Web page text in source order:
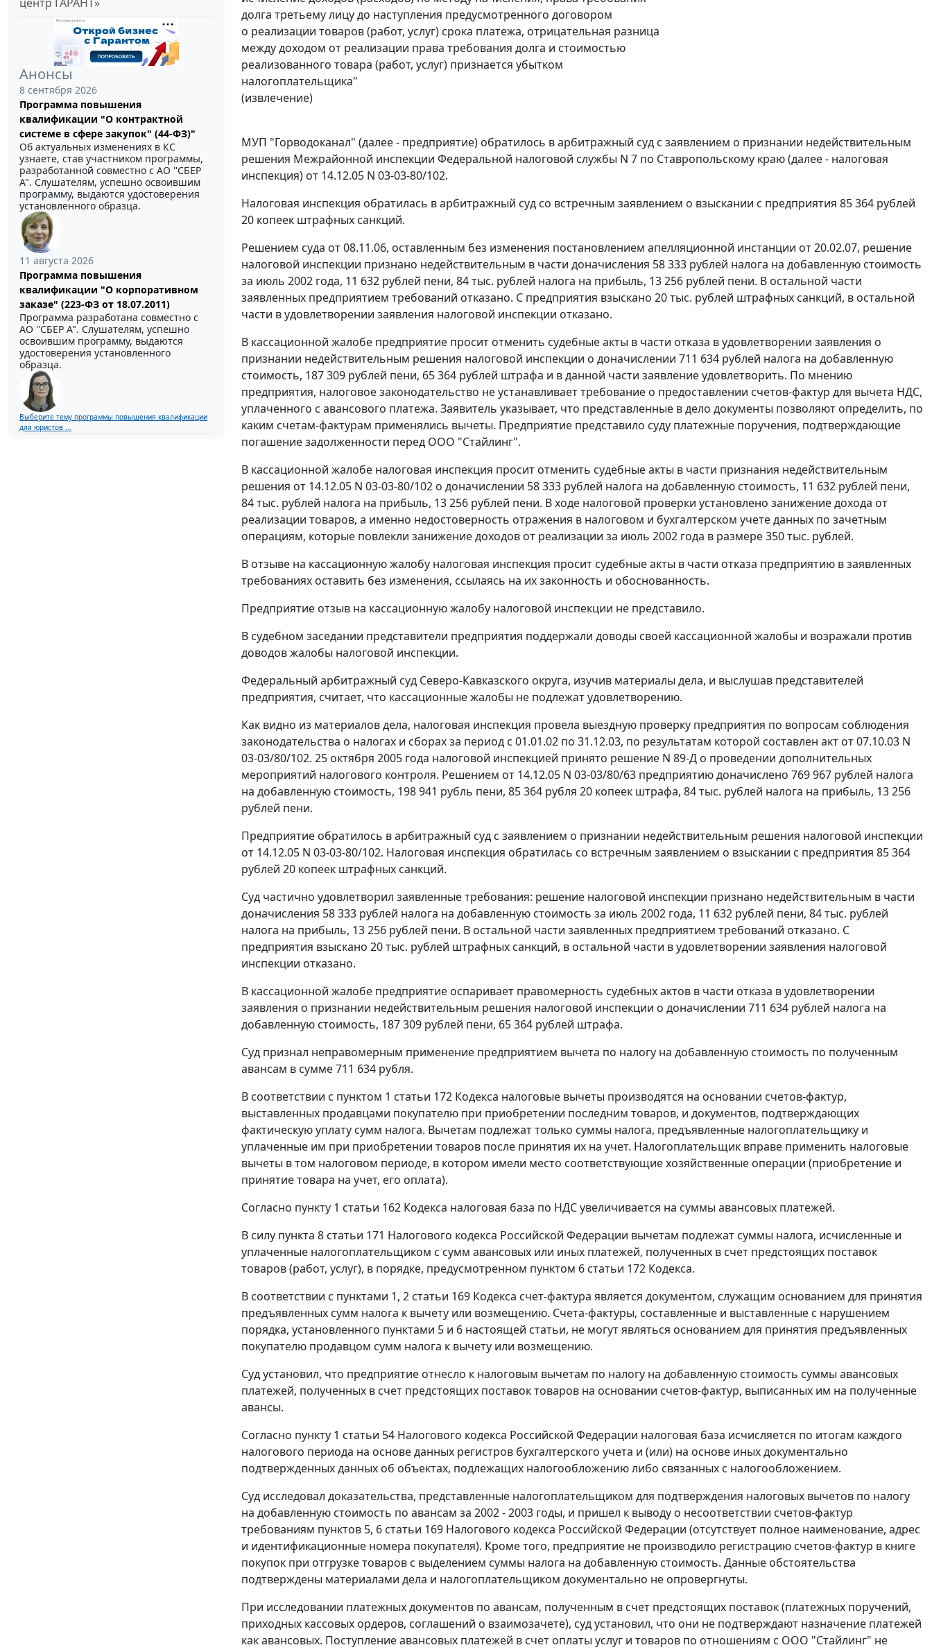
Анонсы
8 сентября 2026
Программа повышения
квалификации "О контрактной
системе в сфере закупок" (44-ФЗ)"
Об актуальных изменениях в КС
узнаете, став участником программы,
разработанной совместно с АО ''СБЕР
А". Слушателям, успешно освоившим
программу, выдаются удостоверения
установленного образца.
11 августа 2026
Программа повышения
квалификации "О корпоративном
заказе" (223-ФЗ от 18.07.2011)
Программа разработана совместно с
АО ''СБЕР А". Слушателям, успешно
освоившим программу, выдаются
удостоверения установленного
образца.
Выберите тему программы повышения квалификации
для юристов ...
долга третьему лицу до наступления предусмотренного договором
о реализации товаров (работ, услуг) срока платежа, отрицательная разница
между доходом от реализации права требования долга и стоимостью
реализованного товара (работ, услуг) признается убытком
налогоплательщика"
(извлечение)
МУП "Горводоканал" (далее - предприятие) обратилось в арбитражный суд с заявлением о признании недействительным
решения Межрайонной инспекции Федеральной налоговой службы N 7 по Ставропольскому краю (далее - налоговая
инспекция) от 14.12.05 N 03-03-80/102.
Налоговая инспекция обратилась в арбитражный суд со встречным заявлением о взыскании с предприятия 85 364 рублей
20 копеек штрафных санкций.
Решением суда от 08.11.06, оставленным без изменения постановлением апелляционной инстанции от 20.02.07, решение
налоговой инспекции признано недействительным в части доначисления 58 333 рублей налога на добавленную стоимость
за июль 2002 года, 11 632 рублей пени, 84 тыс. рублей налога на прибыль, 13 256 рублей пени. В остальной части
заявленных предприятием требований отказано. С предприятия взыскано 20 тыс. рублей штрафных санкций, в остальной
части в удовлетворении заявления налоговой инспекции отказано.
В кассационной жалобе предприятие просит отменить судебные акты в части отказа в удовлетворении заявления о
признании недействительным решения налоговой инспекции о доначислении 711 634 рублей налога на добавленную
стоимость, 187 309 рублей пени, 65 364 рублей штрафа и в данной части заявление удовлетворить. По мнению
предприятия, налоговое законодательство не устанавливает требование о предоставлении счетов-фактур для вычета НДС,
уплаченного с авансового платежа. Заявитель указывает, что представленные в дело документы позволяют определить, по
каким счетам-фактурам применялись вычеты. Предприятие представило суду платежные поручения, подтверждающие
погашение задолженности перед ООО "Стайлинг".
В кассационной жалобе налоговая инспекция просит отменить судебные акты в части признания недействительным
решения от 14.12.05 N 03-03-80/102 о доначислении 58 333 рублей налога на добавленную стоимость, 11 632 рублей пени,
84 тыс. рублей налога на прибыль, 13 256 рублей пени. В ходе налоговой проверки установлено занижение дохода от
реализации товаров, а именно недостоверность отражения в налоговом и бухгалтерском учете данных по зачетным
операциям, которые повлекли занижение доходов от реализации за июль 2002 года в размере 350 тыс. рублей.
В отзыве на кассационную жалобу налоговая инспекция просит судебные акты в части отказа предприятию в заявленных
требованиях оставить без изменения, ссылаясь на их законность и обоснованность.
Предприятие отзыв на кассационную жалобу налоговой инспекции не представило.
В судебном заседании представители предприятия поддержали доводы своей кассационной жалобы и возражали против
доводов жалобы налоговой инспекции.
Федеральный арбитражный суд Северо-Кавказского округа, изучив материалы дела, и выслушав представителей
предприятия, считает, что кассационные жалобы не подлежат удовлетворению.
Как видно из материалов дела, налоговая инспекция провела выездную проверку предприятия по вопросам соблюдения
законодательства о налогах и сборах за период с 01.01.02 по 31.12.03, по результатам которой составлен акт от 07.10.03 N
03-03/80/102. 25 октября 2005 года налоговой инспекцией принято решение N 89-Д о проведении дополнительных
мероприятий налогового контроля. Решением от 14.12.05 N 03-03/80/63 предприятию доначислено 769 967 рублей налога
на добавленную стоимость, 198 941 рубль пени, 85 364 рубля 20 копеек штрафа, 84 тыс. рублей налога на прибыль, 13 256
рублей пени.
Предприятие обратилось в арбитражный суд с заявлением о признании недействительным решения налоговой инспекции
от 14.12.05 N 03-03-80/102. Налоговая инспекция обратилась со встречным заявлением о взыскании с предприятия 85 364
рублей 20 копеек штрафных санкций.
Суд частично удовлетворил заявленные требования: решение налоговой инспекции признано недействительным в части
доначисления 58 333 рублей налога на добавленную стоимость за июль 2002 года, 11 632 рублей пени, 84 тыс. рублей
налога на прибыль, 13 256 рублей пени. В остальной части заявленных предприятием требований отказано. С
предприятия взыскано 20 тыс. рублей штрафных санкций, в остальной части в удовлетворении заявления налоговой
инспекции отказано.
В кассационной жалобе предприятие оспаривает правомерность судебных актов в части отказа в удовлетворении
заявления о признании недействительным решения налоговой инспекции о доначислении 711 634 рублей налога на
добавленную стоимость, 187 309 рублей пени, 65 364 рублей штрафа.
Суд признал неправомерным применение предприятием вычета по налогу на добавленную стоимость по полученным
авансам в сумме 711 634 рубля.
В соответствии с пунктом 1 статьи 172 Кодекса налоговые вычеты производятся на основании счетов-фактур,
выставленных продавцами покупателю при приобретении последним товаров, и документов, подтверждающих
фактическую уплату сумм налога. Вычетам подлежат только суммы налога, предъявленные налогоплательщику и
уплаченные им при приобретении товаров после принятия их на учет. Налогоплательщик вправе применить налоговые
вычеты в том налоговом периоде, в котором имели место соответствующие хозяйственные операции (приобретение и
принятие товара на учет, его оплата).
Согласно пункту 1 статьи 162 Кодекса налоговая база по НДС увеличивается на суммы авансовых платежей.
В силу пункта 8 статьи 171 Налогового кодекса Российской Федерации вычетам подлежат суммы налога, исчисленные и
уплаченные налогоплательщиком с сумм авансовых или иных платежей, полученных в счет предстоящих поставок
товаров (работ, услуг), в порядке, предусмотренном пунктом 6 статьи 172 Кодекса.
В соответствии с пунктами 1, 2 статьи 169 Кодекса счет-фактура является документом, служащим основанием для принятия
предъявленных сумм налога к вычету или возмещению. Счета-фактуры, составленные и выставленные с нарушением
порядка, установленного пунктами 5 и 6 настоящей статьи, не могут являться основанием для принятия предъявленных
покупателю продавцом сумм налога к вычету или возмещению.
Суд установил, что предприятие отнесло к налоговым вычетам по налогу на добавленную стоимость суммы авансовых
платежей, полученных в счет предстоящих поставок товаров на основании счетов-фактур, выписанных им на полученные
авансы.
Согласно пункту 1 статьи 54 Налогового кодекса Российской Федерации налоговая база исчисляется по итогам каждого
налогового периода на основе данных регистров бухгалтерского учета и (или) на основе иных документально
подтвержденных данных об объектах, подлежащих налогообложению либо связанных с налогообложением.
Суд исследовал доказательства, представленные налогоплательщиком для подтверждения налоговых вычетов по налогу
на добавленную стоимость по авансам за 2002 - 2003 годы, и пришел к выводу о несоответствии счетов-фактур
требованиям пунктов 5, 6 статьи 169 Налогового кодекса Российской Федерации (отсутствует полное наименование, адрес
и идентификационные номера покупателя). Кроме того, предприятие не производило регистрацию счетов-фактур в книге
покупок при отгрузке товаров с выделением суммы налога на добавленную стоимость. Данные обстоятельства
подтверждены материалами дела и налогоплательщиком документально не опровергнуты.
При исследовании платежных документов по авансам, полученным в счет предстоящих поставок (платежных поручений,
приходных кассовых ордеров, соглашений о взаимозачете), суд установил, что они не подтверждают назначение платежей
как авансовых. Поступление авансовых платежей в счет оплаты услуг и товаров по отношениям с ООО "Стайлинг" не